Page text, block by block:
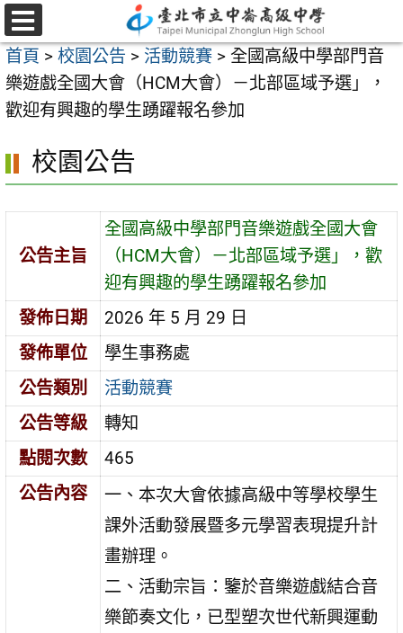
跳
至
主
要
內
區
選
單
首頁 > 校園公告 > 活動競賽 > 全國高級中學部門音
樂遊戲全國大會（HCM大會）－北部區域予選」，
歡迎有興趣的學生踴躍報名參加
校園公告
公告主旨
全國高級中學部門音樂遊戲全國大會
（HCM大會）－北部區域予選」，歡
迎有興趣的學生踴躍報名參加
發佈日期
2026 年 5 月 29 日
發佈單位
學生事務處
公告類別
活動競賽
公告等級
轉知
點閱次數
465
公告內容
一、本次大會依據高級中等學校學生
課外活動發展暨多元學習表現提升計
畫辦理。
二、活動宗旨：鑒於音樂遊戲結合音
樂節奏文化，已型塑次世代新興運動